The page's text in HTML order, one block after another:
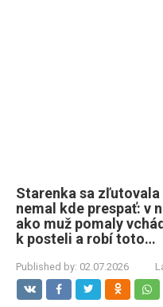
Starenka sa
nemal kde prespať: v
ako muž pomaly
k posteli a robí toto…
Published by: 02.07.2026